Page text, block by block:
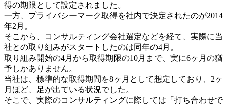
得の期限として設定されました。
一方、プライバシーマーク取得を社内で決定されたのが2014
年2月。
そこから、コンサルティング会社選定などを経て、実際に当
社との取り組みがスタートしたのは同年の4月。
取り組み開始の4月から取得期限の10月まで、実に6ヶ月の猶
予しかありません。
当社は、標準的な取得期間を8ヶ月として想定しており、2ヶ
月ほど、足が出ている状況でした。
そこで、実際のコンサルティングに際しては「打ち合わせで